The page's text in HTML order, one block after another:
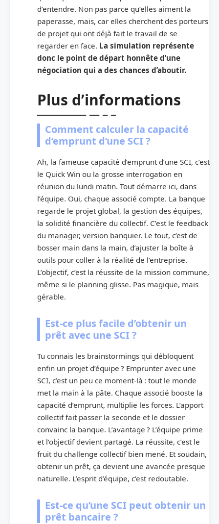
d’entendre. Non pas parce qu’elles aiment la
paperasse, mais, car elles cherchent des porteurs
de projet qui ont déjà fait le travail de se
regarder en face. La simulation représente
donc le point de départ honnête d’une
négociation qui a des chances d’aboutir.
Plus d’informations
Comment calculer la capacité
d’emprunt d’une SCI ?
Ah, la fameuse capacité d’emprunt d’une SCI, c’est
le Quick Win ou la grosse interrogation en
réunion du lundi matin. Tout démarre ici, dans
l’équipe. Oui, chaque associé compte. La banque
regarde le projet global, la gestion des équipes,
la solidité financière du collectif. C’est le feedback
du manager, version banquier. Le tout, c’est de
bosser main dans la main, d’ajuster la boîte à
outils pour coller à la réalité de l’entreprise.
L’objectif, c’est la réussite de la mission commune,
même si le planning glisse. Pas magique, mais
gérable.
Est-ce plus facile d’obtenir un
prêt avec une SCI ?
Tu connais les brainstormings qui débloquent
enfin un projet d’équipe ? Emprunter avec une
SCI, c’est un peu ce moment-là : tout le monde
met la main à la pâte. Chaque associé booste la
capacité d’emprunt, multiplie les forces. L’apport
collectif fait passer la seconde et le dossier
convainc la banque. L’avantage ? L’équipe prime
et l’objectif devient partagé. La réussite, c’est le
fruit du challenge collectif bien mené. Et soudain,
obtenir un prêt, ça devient une avancée presque
naturelle. L’esprit d’équipe, c’est redoutable.
Est-ce qu’une SCI peut obtenir un
prêt bancaire ?